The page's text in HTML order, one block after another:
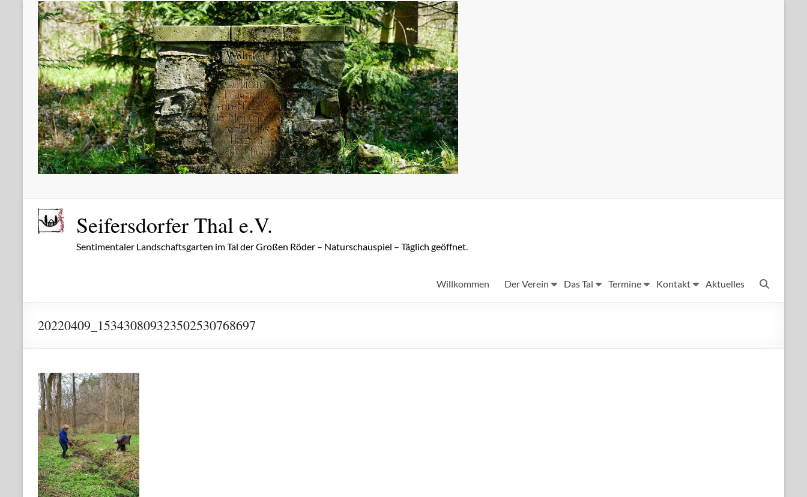
Zum
Inhalt
springen
Seifersdorfer Thal e.V.
Sentimentaler Landschaftsgarten im Tal der Großen Röder – Naturschauspiel – Täglich geöffnet.
Willkommen Der Verein Das Tal Termine Kontakt Aktuelles
20220409_153430809323502530768697